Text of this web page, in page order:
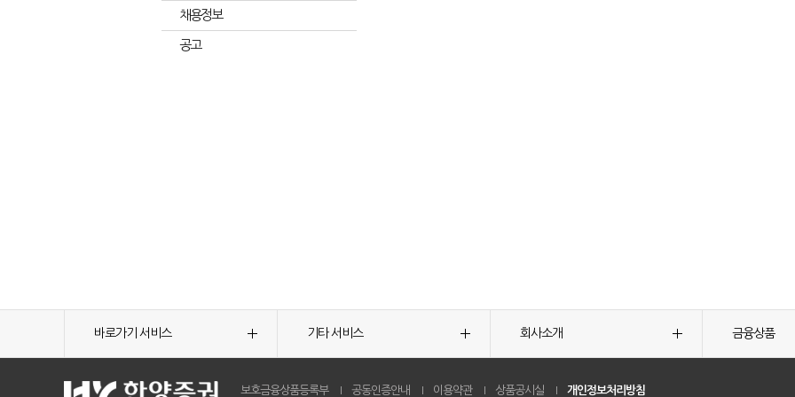
채용정보
공고
바로가기 서비스 기타 서비스 회사소개 금융상품
보호금융상품등록부 공동인증안내 이용약관 상품공시실 개인정보처리방침